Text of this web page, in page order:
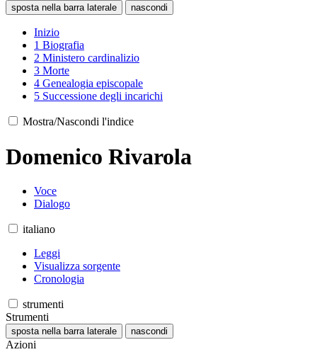
sposta nella barra laterale nascondi
Inizio
1 Biografia
2 Ministero cardinalizio
3 Morte
4 Genealogia episcopale
5 Successione degli incarichi
Mostra/Nascondi l'indice
Domenico Rivarola
Voce
Dialogo
italiano
Leggi
Visualizza sorgente
Cronologia
strumenti
Strumenti
sposta nella barra laterale nascondi
Azioni